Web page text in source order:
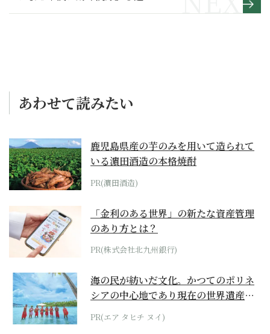
あわせて読みたい
鹿児島県産の芋のみを用いて造られて
いる濵田酒造の本格焼酎
PR(濵田酒造)
「金利のある世界」の新たな資産管理
のあり方とは？
PR(株式会社北九州銀行)
海の民が紡いだ文化。かつてのポリネ
シアの中心地であり現在の世界遺産か
らみえてくる...
PR(エア タヒチ ヌイ)